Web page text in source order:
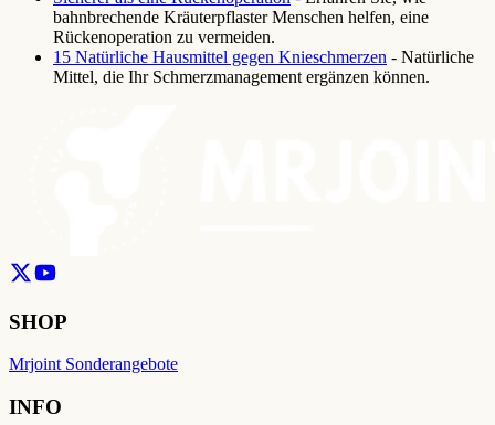
bahnbrechende Kräuterpflaster Menschen helfen, eine
Rückenoperation zu vermeiden.
15 Natürliche Hausmittel gegen Knieschmerzen - Natürliche
Mittel, die Ihr Schmerzmanagement ergänzen können.
SHOP
Mrjoint Sonderangebote
INFO